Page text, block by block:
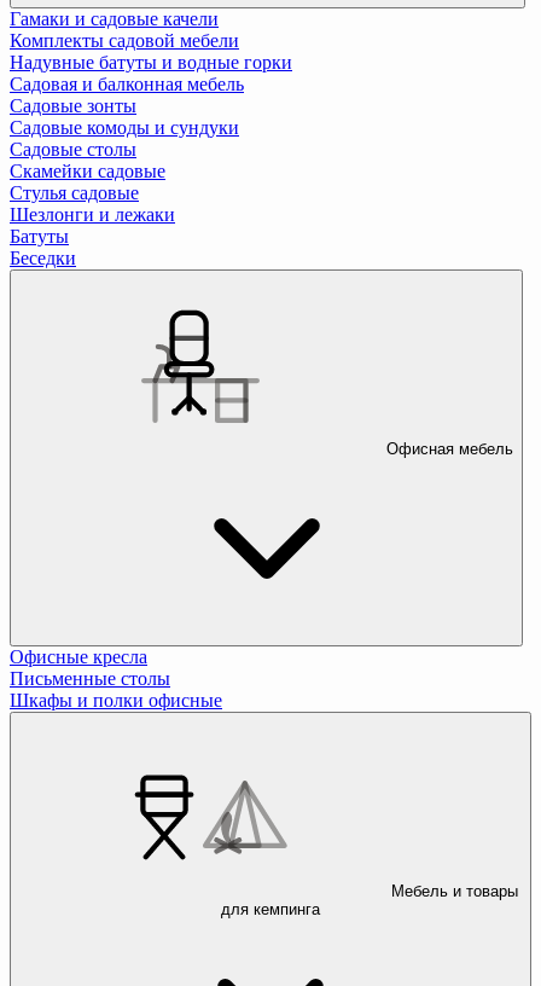
Гамаки и садовые качели
Комплекты садовой мебели
Надувные батуты и водные горки
Садовая и балконная мебель
Садовые зонты
Садовые комоды и сундуки
Садовые столы
Скамейки садовые
Стулья садовые
Шезлонги и лежаки
Батуты
Беседки
Офисная мебель
Офисные кресла
Письменные столы
Шкафы и полки офисные
Мебель и товары
для кемпинга